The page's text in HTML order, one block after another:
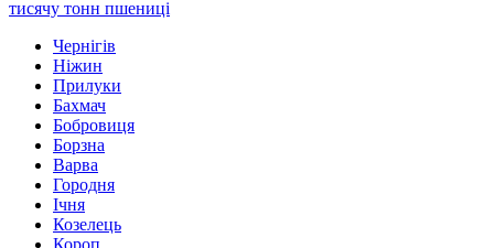
тисячу тонн пшениці
Чернігів
Ніжин
Прилуки
Бахмач
Бобровиця
Борзна
Варва
Городня
Ічня
Козелець
Короп